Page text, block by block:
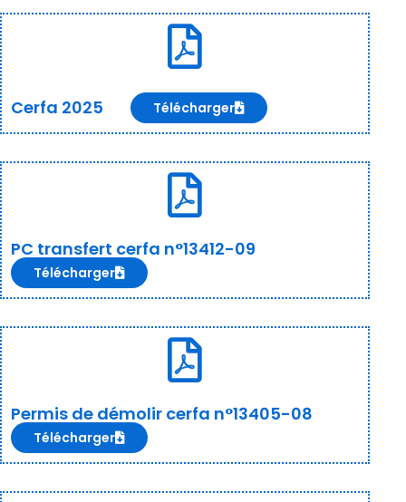
Cerfa 2025 Télécharger
PC transfert cerfa n°13412-09
Télécharger
Permis de démolir cerfa n°13405-08
Télécharger